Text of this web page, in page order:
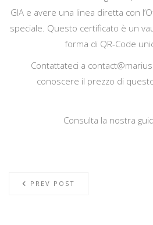
GIA e avere una linea diretta con
speciale. Questo certificato è un
forma di QR-Code
Contattateci a
conoscere il prezzo di
Consulta la nostra
PREV POST